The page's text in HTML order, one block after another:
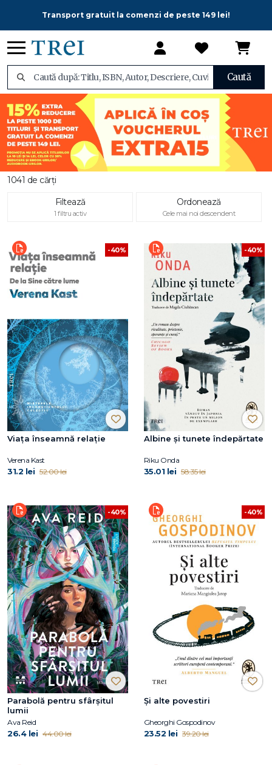
Transport gratuit la comenzi de peste 149 lei!
Caută
1041 de cărți
Filtează
1 filtru activ
Ordonează
Cele mai noi descendent
-40%
Viața înseamnă relație
Verena Kast
31.2 lei 52.00 lei
-40%
Albine și tunete îndepărtate
Riku Onda
35.01 lei 58.35 lei
-40%
Parabolă pentru sfârșitul
lumii
Ava Reid
26.4 lei 44.00 lei
-40%
Și alte povestiri
Gheorghi Gospodinov
23.52 lei 39.20 lei